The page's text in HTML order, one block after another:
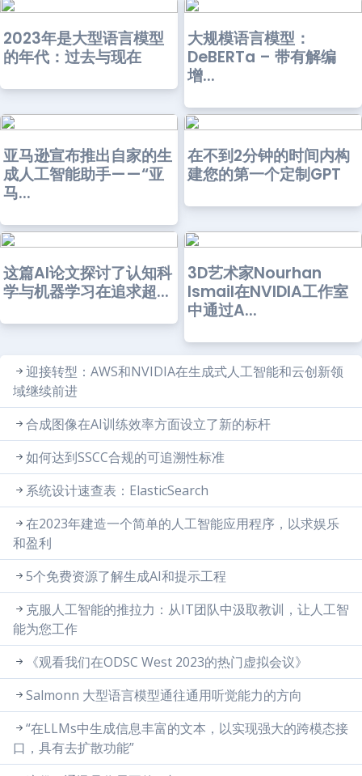
2023年是大型语言模型
的年代：过去与现在
大规模语言模型：
DeBERTa – 带有解编
增...
亚马逊宣布推出自家的生
成人工智能助手——“亚
马...
在不到2分钟的时间内构
建您的第一个定制GPT
这篇AI论文探讨了认知科
学与机器学习在追求超...
3D艺术家Nourhan
Ismail在NVIDIA工作室
中通过A...
迎接转型：AWS和NVIDIA在生成式人工智能和云创新领
域继续前进
合成图像在AI训练效率方面设立了新的标杆
如何达到SSCC合规的可追溯性标准
系统设计速查表：ElasticSearch
在2023年建造一个简单的人工智能应用程序，以求娱乐
和盈利
5个免费资源了解生成AI和提示工程
克服人工智能的推拉力：从IT团队中汲取教训，让人工智
能为您工作
《观看我们在ODSC West 2023的热门虚拟会议》
Salmonn 大型语言模型通往通用听觉能力的方向
“在LLMs中生成信息丰富的文本，以实现强大的跨模态接
口，具有去扩散功能”